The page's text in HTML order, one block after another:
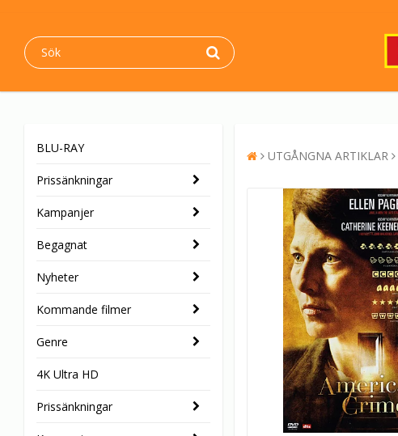
BLU-RAY
Prissänkningar
Kampanjer
Begagnat
Nyheter
Kommande filmer
Genre
4K Ultra HD
Prissänkningar
UTGÅNGNA ARTIKLAR